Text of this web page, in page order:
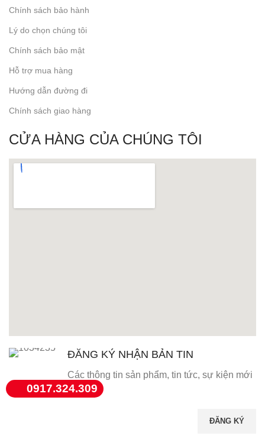
0917.324.309
Chính sách bảo hành
Lý do chọn chúng tôi
Chính sách bảo mật
Hỗ trợ mua hàng
Hướng dẫn đường đi
Chính sách giao hàng
CỬA HÀNG CỦA CHÚNG TÔI
ĐĂNG KÝ NHẬN BẢN TIN
Các thông tin sản phẩm, tin tức, sự kiện mới
nhất